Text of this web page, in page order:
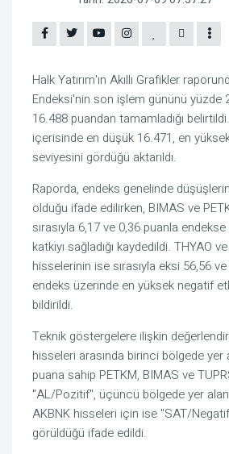
Halk Yatırım'ın Akıllı Grafikler
Endeksi'nin son işlem gününü yüzde
16.488 puandan tamamladığı
içerisinde en düşük 16.471, en
seviyesini gördüğü aktarıldı.
Raporda, endeks genelinde
olduğu ifade edilirken, BIMAS ve
sırasıyla 6,17 ve 0,36 puanla
katkıyı sağladığı kaydedildi. THYAO
hisselerinin ise sırasıyla eksi 56,56
endeks üzerinde en yüksek negatif
bildirildi.
Teknik göstergelere ilişkin
hisseleri arasında birinci bölgede yer
puana sahip PETKM, BIMAS ve
"AL/Pozitif", üçüncü bölgede yer
AKBNK hisseleri için ise "SAT/
görüldüğü ifade edildi.